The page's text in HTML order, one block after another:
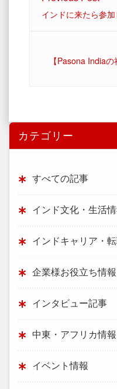
インドに来たら参加
【Pasona India
カテゴリー
すべての記事
インド文化・生活
インドキャリア・
企業様お役立ち情報
インタビュー記事
中東・アフリカ情報
イベント情報